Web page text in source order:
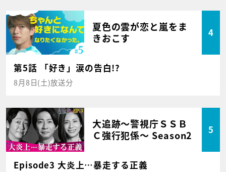
夏色の雲が恋と嵐をま
きおこす
4
第5話 「好き」涙の告白!?
8月8日(土)放送分
大追跡～警視庁ＳＳＢ
Ｃ強行犯係～ Season2
5
Episode3 大炎上…暴走する正義